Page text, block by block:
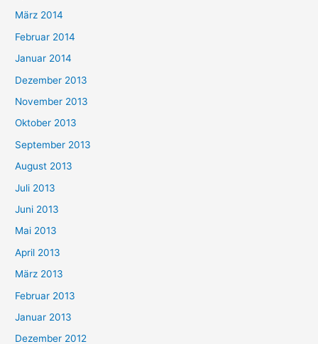
März 2014
Februar 2014
Januar 2014
Dezember 2013
November 2013
Oktober 2013
September 2013
August 2013
Juli 2013
Juni 2013
Mai 2013
April 2013
März 2013
Februar 2013
Januar 2013
Dezember 2012